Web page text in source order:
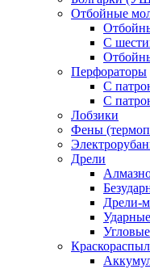
Отбойные
С
Перфораторы
С
С
Лобзики
Фены
Дрели
Дрели-
Ударные
Угловые